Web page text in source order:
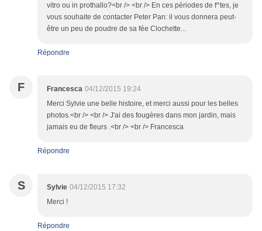
vitro ou in prothallo?<br /> <br /> En ces périodes de f^tes, je
vous souhaite de contacter Peter Pan: il vous donnera peut-
être un peu de poudre de sa fée Clochette...
Répondre
F Francesca 04/12/2015 19:24
Merci Sylvie une belle histoire, et merci aussi pour les belles
photos.<br /> <br /> J'ai des fougères dans mon jardin, mais
jamais eu de fleurs .<br /> <br /> Francesca
Répondre
S Sylvie 04/12/2015 17:32
Merci !
Répondre